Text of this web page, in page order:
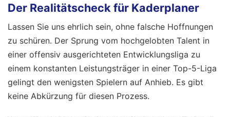
Der Realitätscheck für Kaderplaner
Lassen Sie uns ehrlich sein, ohne falsche Hoffnungen
zu schüren. Der Sprung vom hochgelobten Talent in
einer offensiv ausgerichteten Entwicklungsliga zu
einem konstanten Leistungsträger in einer Top-5-Liga
gelingt den wenigsten Spielern auf Anhieb. Es gibt
keine Abkürzung für diesen Prozess.